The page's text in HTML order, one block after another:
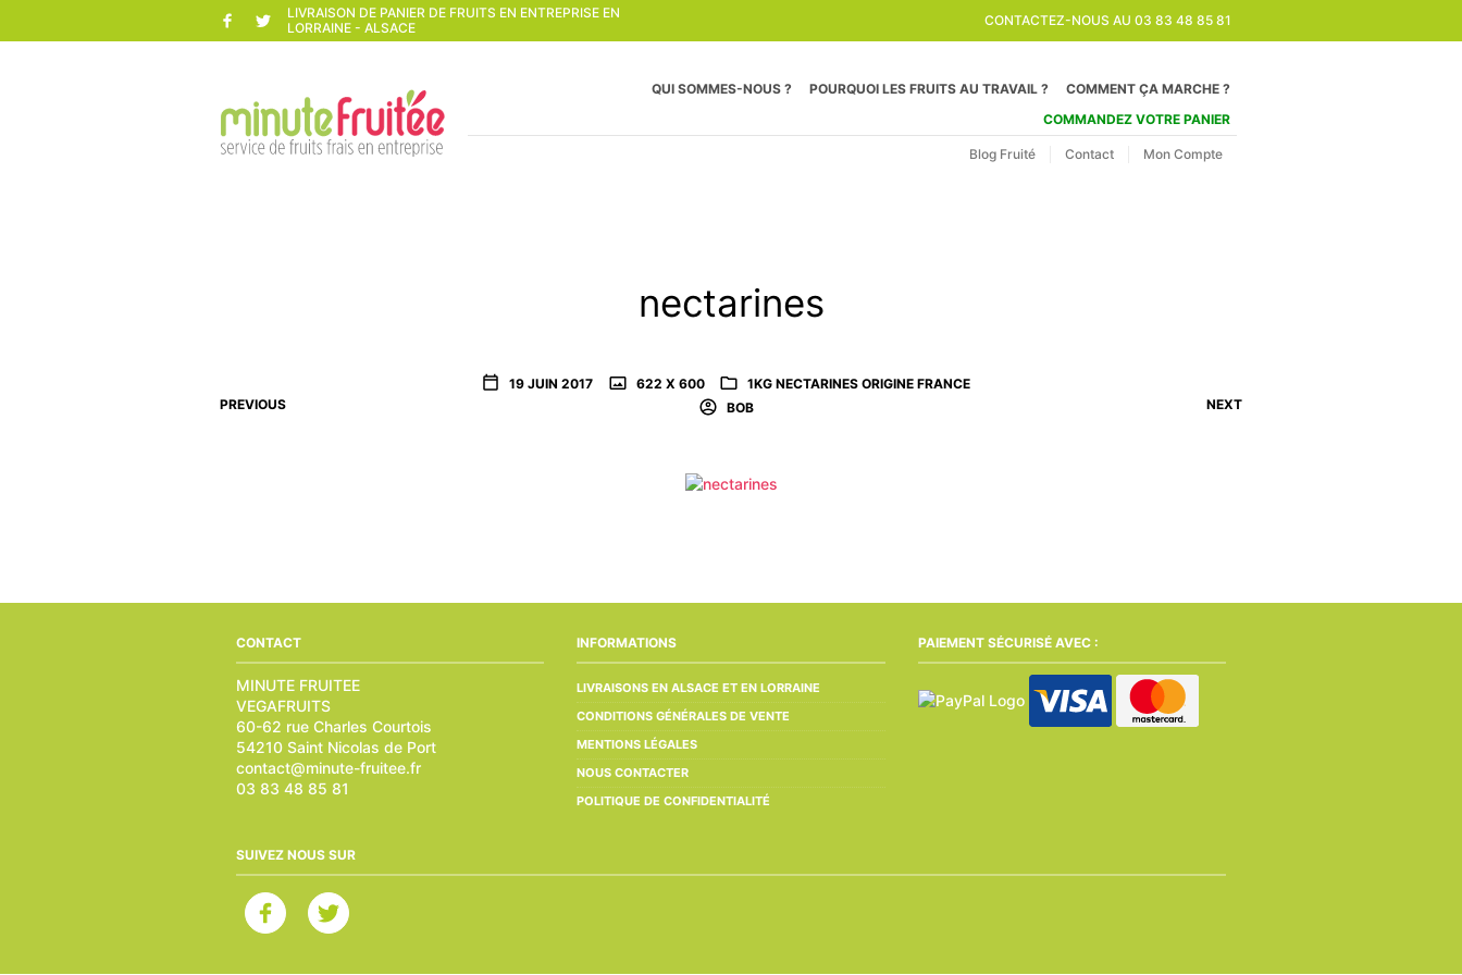
LIVRAISON DE PANIER DE FRUITS EN ENTREPRISE EN
LORRAINE - ALSACE
CONTACTEZ-NOUS AU 03 83 48 85 81
QUI SOMMES-NOUS ? POURQUOI LES FRUITS AU TRAVAIL ?
COMMENT ÇA MARCHE ?
COMMANDEZ VOTRE PANIER
Blog Fruité Contact Mon Compte
nectarines
19 JUIN 2017 622 X 600
1KG NECTARINES ORIGINE FRANCE
BOB
PREVIOUS NEXT
CONTACT
MINUTE FRUITEE
VEGAFRUITS
60-62 rue Charles Courtois
54210 Saint Nicolas de Port
contact@minute-fruitee.fr
03 83 48 85 81
INFORMATIONS
LIVRAISONS EN ALSACE ET EN LORRAINE
CONDITIONS GÉNÉRALES DE VENTE
MENTIONS LÉGALES
NOUS CONTACTER
POLITIQUE DE CONFIDENTIALITÉ
PAIEMENT SÉCURISÉ AVEC :
SUIVEZ NOUS SUR